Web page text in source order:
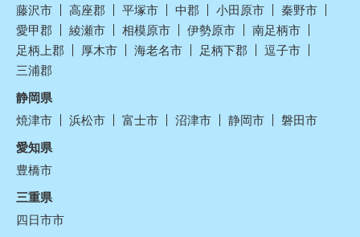
藤沢市
高座郡 平塚市 中郡 小田原市
秦野市
愛甲郡
綾瀬市 相模原市 伊勢原市
南足柄市
足柄上郡
厚木市 海老名市 足柄下郡
逗子市
三浦郡
静岡県
焼津市
浜松市 富士市 沼津市 静岡市
磐田市
愛知県
豊橋市
三重県
四日市市